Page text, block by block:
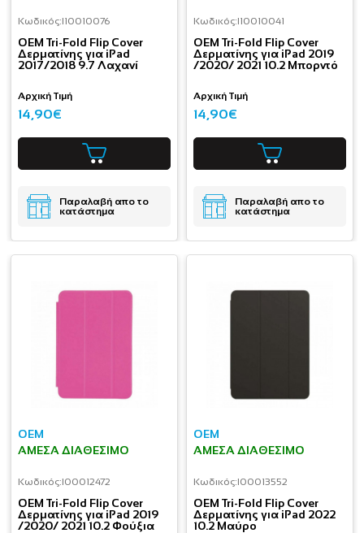
Κωδικός:I10010076
OEM Tri-Fold Flip Cover
Δερματίνης για iPad
2017/2018 9.7 Λαχανί
Αρχική Τιμή
14,90€
Παραλαβή απο το
κατάστημα
Κωδικός:I10010041
OEM Tri-Fold Flip Cover
Δερματίνης για iPad 2019
/2020/ 2021 10.2 Μπορντό
Αρχική Τιμή
14,90€
Παραλαβή απο το
κατάστημα
OEM
ΆΜΕΣΑ ΔΙΑΘΈΣΙΜΟ
Κωδικός:I00012472
OEM Tri-Fold Flip Cover
Δερματίνης για iPad 2019
/2020/ 2021 10.2 Φούξια
OEM
ΆΜΕΣΑ ΔΙΑΘΈΣΙΜΟ
Κωδικός:I00013552
OEM Tri-Fold Flip Cover
Δερματίνης για iPad 2022
10.2 Μαύρο